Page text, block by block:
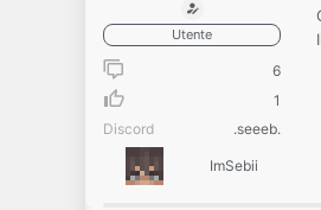
Utente
6
1
Discord
.seeeb.
ImSebii